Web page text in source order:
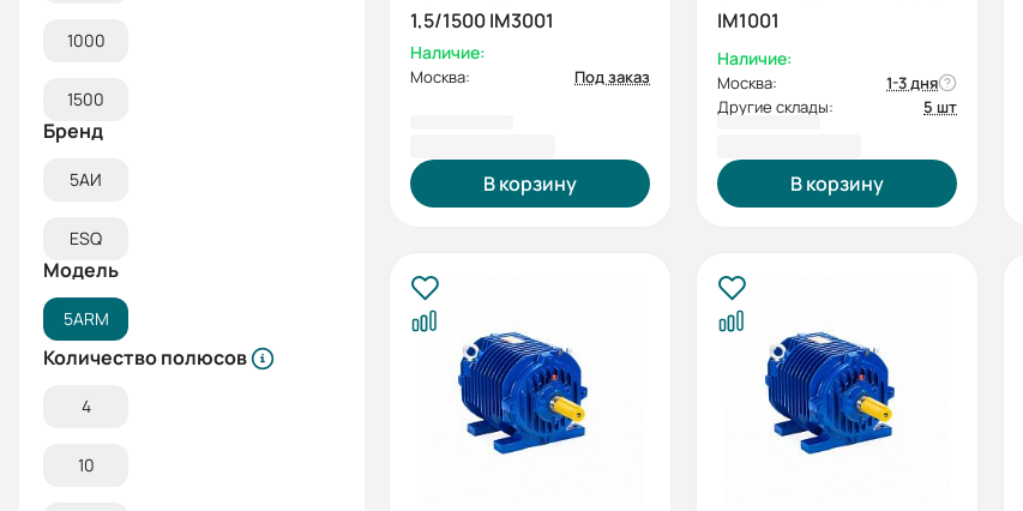
1000
1500
Бренд
5АИ
ESQ
Модель
5ARM
Количество полюсов
4
10
1,5/1500 IM3001
Наличие:
Москва: Под заказ
В корзину
IM1001
Наличие:
Москва:
1-3 дня
Другие склады:
5 шт
В корзину